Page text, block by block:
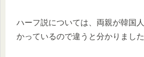
ハーフ説については、両親が韓国
かっているので違うと分かりました